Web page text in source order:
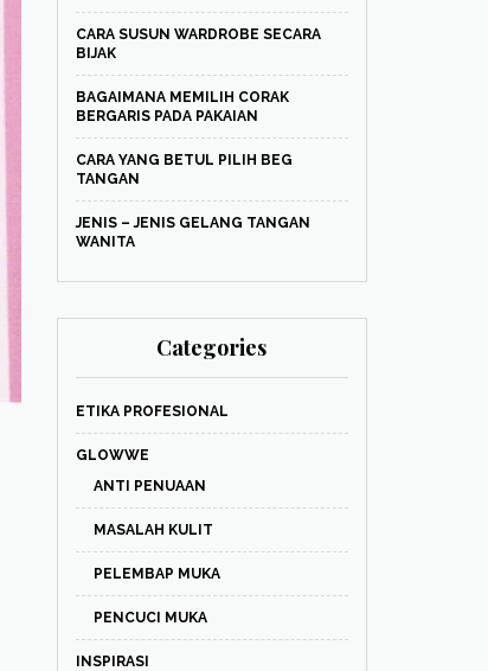
CARA SUSUN WARDROBE SECARA
BIJAK
BAGAIMANA MEMILIH CORAK
BERGARIS PADA PAKAIAN
CARA YANG BETUL PILIH BEG
TANGAN
JENIS – JENIS GELANG TANGAN
WANITA
Categories
ETIKA PROFESIONAL
GLOWWE
ANTI PENUAAN
MASALAH KULIT
PELEMBAP MUKA
PENCUCI MUKA
INSPIRASI